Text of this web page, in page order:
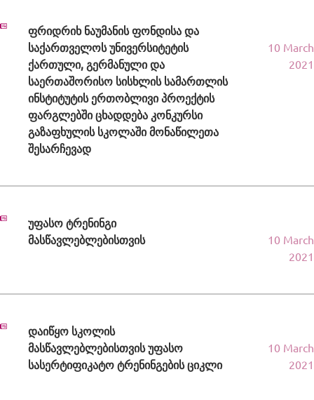
ფრიდრიხ ნაუმანის ფონდისა და
საქართველოს უნივერსიტეტის
ქართული, გერმანული და
საერთაშორისო სისხლის სამართლის
ინსტიტუტის ერთობლივი პროექტის
ფარგლებში ცხადდება კონკურსი
გაზაფხულის სკოლაში მონაწილეთა
შესარჩევად
10 March
2021
უფასო ტრენინგი
მასწავლებლებისთვის
10 March
2021
დაიწყო სკოლის
მასწავლებლებისთვის უფასო
სასერტიფიკატო ტრენინგების ციკლი
10 March
2021